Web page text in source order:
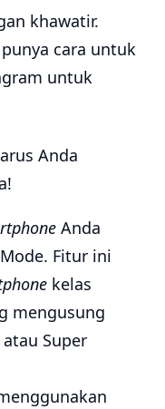
khawatir.
punya cara untuk
untuk
Anda
Anda
Fitur ini
kelas
mengusung
Super